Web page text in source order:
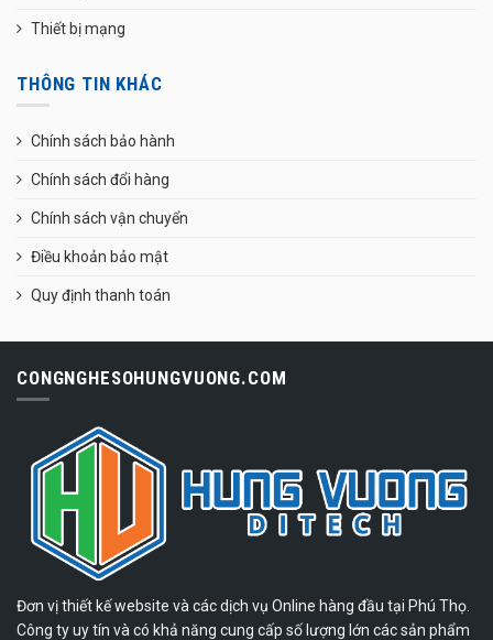
Thiết bị mạng
THÔNG TIN KHÁC
Chính sách bảo hành
Chính sách đổi hàng
Chính sách vận chuyển
Điều khoản bảo mật
Quy định thanh toán
CONGNGHESOHUNGVUONG.COM
Đơn vị thiết kế website và các dịch vụ Online hàng đầu tại Phú Thọ.
Công ty uy tín và có khả năng cung cấp số lượng lớn các sản phẩm